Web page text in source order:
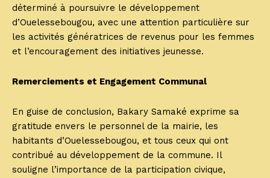
déterminé à poursuivre le développement
d’Ouelessebougou, avec une attention particulière sur
les activités génératrices de revenus pour les femmes
et l’encouragement des initiatives jeunesse.
Remerciements et Engagement Communal
En guise de conclusion, Bakary Samaké exprime sa
gratitude envers le personnel de la mairie, les
habitants d’Ouelessebougou, et tous ceux qui ont
contribué au développement de la commune. Il
souligne l’importance de la participation civique,